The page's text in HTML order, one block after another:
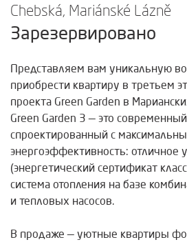
Chebská, Mariánské Lázně
Зарезервировано
Представляем вам уникальную
приобрести квартиру в третьем
проекта Green Garden в
Green Garden 3 — это
спроектированный с
энергоэффективность: отличное
(энергетический сертификат
система отопления на базе
и тепловых насосов.
В продаже — уютные квартиры